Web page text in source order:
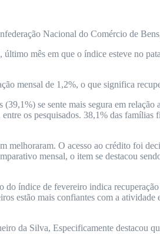
Nacional do Comércio de
mês em que o índice esteve no
mensal de 1,2%, o que significa
se sente mais segura em
os pesquisados. 38,1% das
melhoraram. O acesso ao crédito foi
mensal, o item se destacou
do índice de fevereiro indica
estão mais confiantes com a
da Silva, Especificamente destacou